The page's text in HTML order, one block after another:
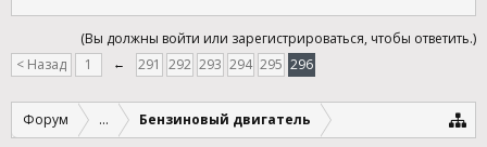
(Вы должны войти или зарегистрироваться, чтобы ответить.)
< Назад
1 ← 291 292 293 294 295 296
Форум ... Бензиновый двигатель